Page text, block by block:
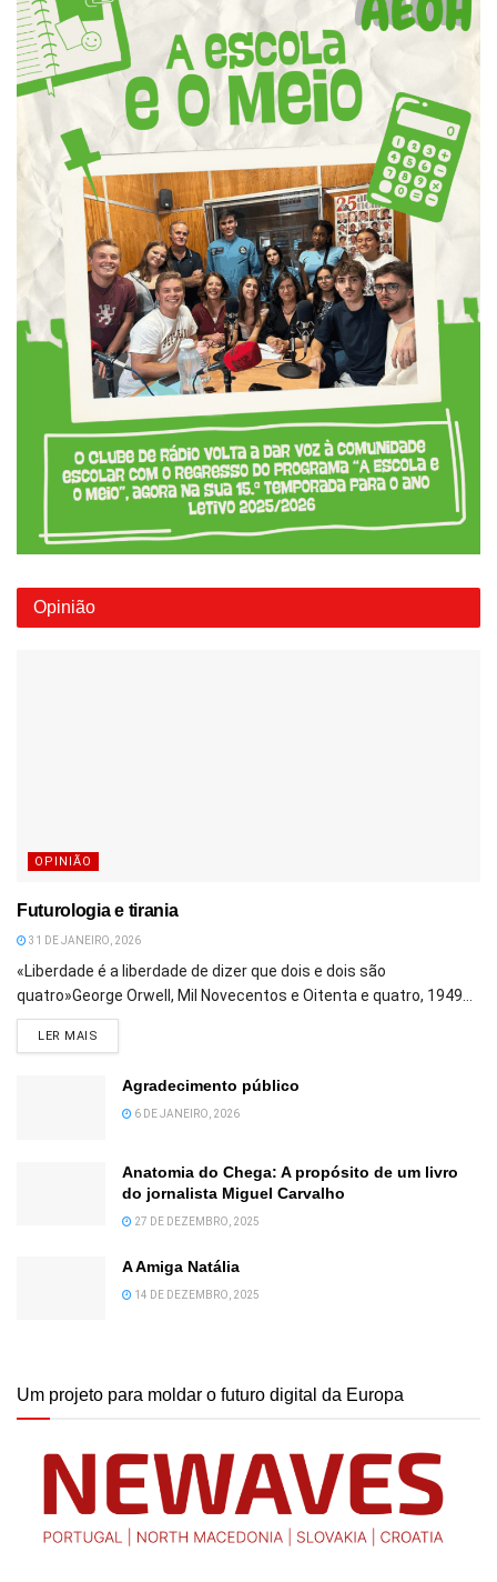
Opinião
OPINIÃO
Futurologia e tirania
31 DE JANEIRO, 2026
«Liberdade é a liberdade de dizer que dois e dois são
quatro»George Orwell, Mil Novecentos e Oitenta e quatro, 1949...
LER MAIS
Agradecimento público
6 DE JANEIRO, 2026
Anatomia do Chega: A propósito de um livro
do jornalista Miguel Carvalho
27 DE DEZEMBRO, 2025
A Amiga Natália
14 DE DEZEMBRO, 2025
Um projeto para moldar o futuro digital da Europa